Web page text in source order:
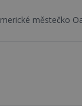
Oakville se z